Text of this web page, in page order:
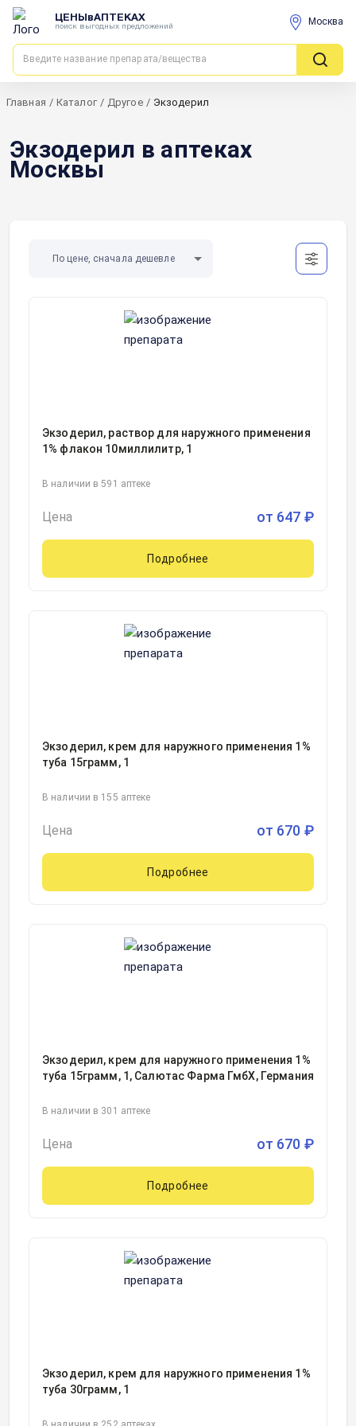
ЦЕНЫвАПТЕКАХ
поиск выгодных предложений Москва
Главная / Каталог / Другое / Экзодерил
Экзодерил в аптеках
Москвы
По цене, сначала дешевле
Экзодерил, раствор для наружного применения
1% флакон 10миллилитр, 1
В наличии в 591 аптеке
Цена от 647 ₽
Подробнее
Экзодерил, крем для наружного применения 1%
туба 15грамм, 1
В наличии в 155 аптеке
Цена от 670 ₽
Подробнее
Экзодерил, крем для наружного применения 1%
туба 15грамм, 1, Салютас Фарма ГмбХ, Германия
В наличии в 301 аптеке
Цена от 670 ₽
Подробнее
Экзодерил, крем для наружного применения 1%
туба 30грамм, 1